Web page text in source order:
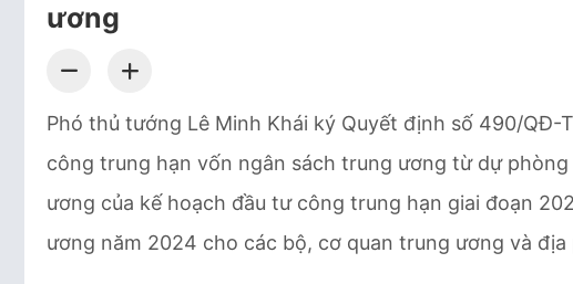
ương
Phó thủ tướng Lê Minh Khái ký Quyết định số 490/QĐ-
công trung hạn vốn ngân sách trung ương từ dự
ương của kế hoạch đầu tư công trung hạn giai đoạn
ương năm 2024 cho các bộ, cơ quan trung ương và địa